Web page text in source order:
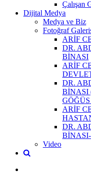
Çalışan
Dijital Medya
Medya ve Biz
Fotoğraf
ARİF
DR.
BİNASI
ARİF
DR.
BİNASI
ARİF
DR.
Video